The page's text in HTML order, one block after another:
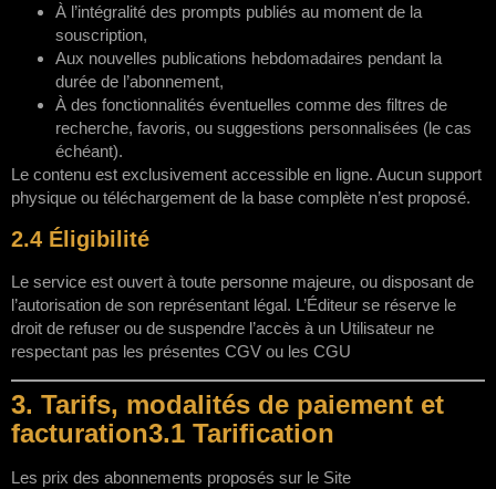
À l’intégralité des prompts publiés au moment de la
souscription,
Aux nouvelles publications hebdomadaires pendant la
durée de l’abonnement,
À des fonctionnalités éventuelles comme des filtres de
recherche, favoris, ou suggestions personnalisées (le cas
échéant).
Le contenu est exclusivement accessible en ligne. Aucun support
physique ou téléchargement de la base complète n’est proposé.
2.4 Éligibilité
Le service est ouvert à toute personne majeure, ou disposant de
l’autorisation de son représentant légal. L’Éditeur se réserve le
droit de refuser ou de suspendre l’accès à un Utilisateur ne
respectant pas les présentes CGV ou les CGU
3. Tarifs, modalités de paiement et
facturation3.1 Tarification
Les prix des abonnements proposés sur le Site